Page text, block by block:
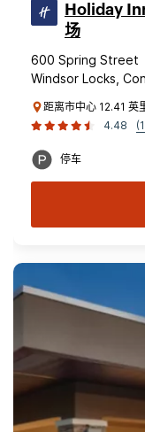
Holiday
场
600 Spring Street
Windsor Locks,
距离市中心 12.41
4.48
停车